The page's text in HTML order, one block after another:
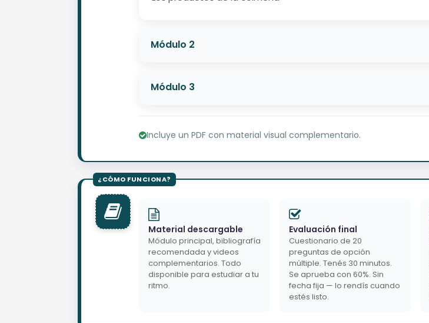
Módulo 2
Módulo 3
Incluye un PDF con material visual complementario.
Material descargable
Módulo principal, bibliografía
recomendada y videos
complementarios. Todo
disponible para estudiar a tu
ritmo.
Evaluación final
Cuestionario de 20
preguntas de opción
múltiple. Tenés 30 minutos.
Se aprueba con 60%. Sin
fecha fija — lo rendís cuando
estés listo.